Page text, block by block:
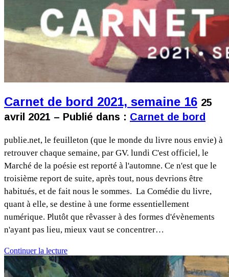
Carnet de bord 2021, semaine 16 25
avril 2021 – Publié dans : Carnet de bord
publie.net, le feuilleton (que le monde du livre nous envie) à
retrouver chaque semaine, par GV. lundi C'est officiel, le
Marché de la poésie est reporté à l'automne. Ce n'est que le
troisième report de suite, après tout, nous devrions être
habitués, et de fait nous le sommes. La Comédie du livre,
quant à elle, se destine à une forme essentiellement
numérique. Plutôt que rêvasser à des formes d'évènements
n'ayant pas lieu, mieux vaut se concentrer…
Continuer la lecture